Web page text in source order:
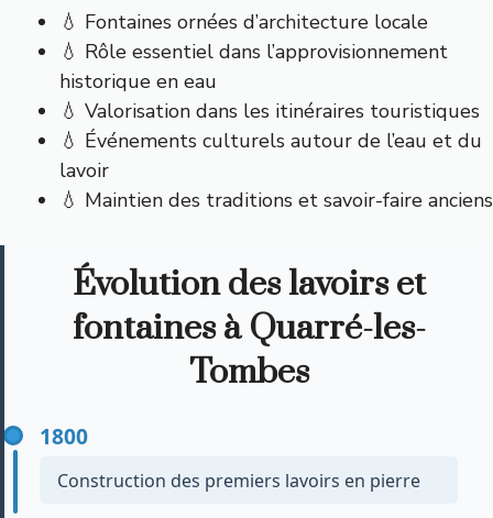
💧 Fontaines ornées d’architecture locale
💧 Rôle essentiel dans l’approvisionnement
historique en eau
💧 Valorisation dans les itinéraires touristiques
💧 Événements culturels autour de l’eau et du
lavoir
💧 Maintien des traditions et savoir-faire anciens
Évolution des lavoirs et
fontaines à Quarré-les-
Tombes
1800
Construction des premiers lavoirs en pierre